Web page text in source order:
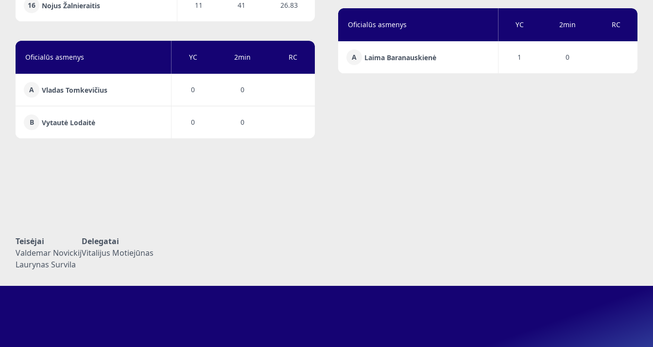
16 Nojus Žalnieraitis 11 41 26.83
Oficialūs asmenys YC 2min RC
A Vladas Tomkevičius 0 0
B Vytautė Lodaitė 0 0
Oficialūs asmenys YC 2min RC
A Laima Baranauskienė 1 0
Teisėjai
Valdemar Novickij
Laurynas Survila
Delegatai
Vitalijus Motiejūnas